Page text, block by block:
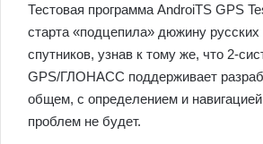
Тестовая программа AndroiTS GPS
старта «подцепила» дюжину русских
спутников, узнав к тому же, что 2-
GPS/ГЛОНАСС поддерживает
общем, с определением и
проблем не будет.